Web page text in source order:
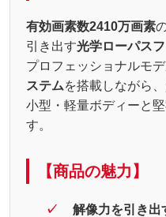
有効画素数2410万画素
引き出す光学ローパス
プロフェッショナルモ
ステムを搭載しながら
小型・軽量ボディーと
す。
【商品の魅力】
解像力を引き出